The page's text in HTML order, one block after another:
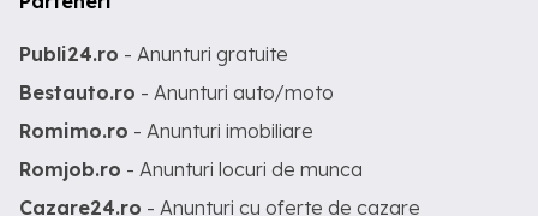
Publi24.ro - Anunturi gratuite
Bestauto.ro - Anunturi auto/moto
Romimo.ro - Anunturi imobiliare
Romjob.ro - Anunturi locuri de munca
Cazare24.ro - Anunturi cu oferte de cazare